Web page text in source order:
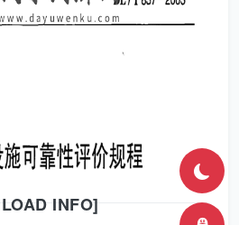
INFO]